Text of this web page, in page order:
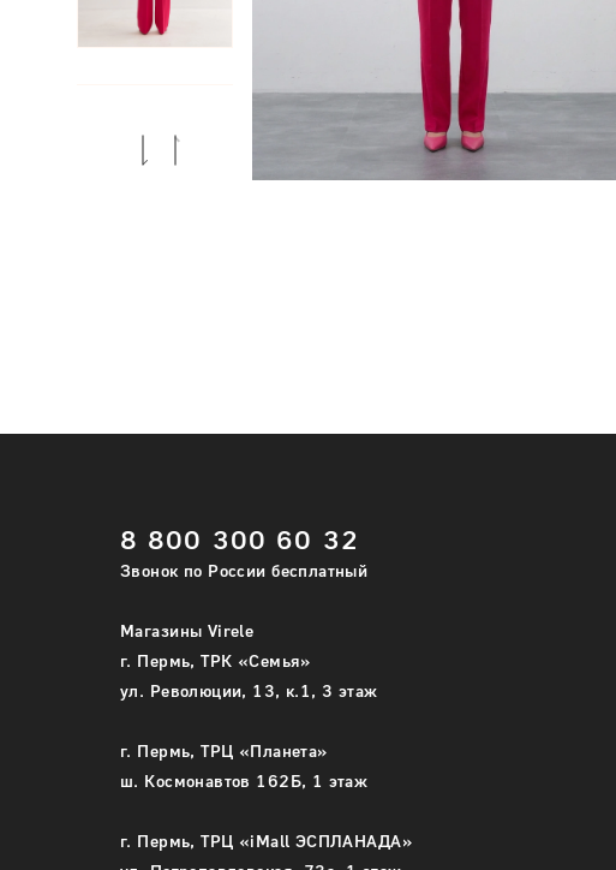
Previous
8 800 300 60 32
Звонок по России бесплатный
Магазины Virele
г. Пермь, ТРК «Семья»
ул. Революции, 13, к.1, 3 этаж
г. Пермь, ТРЦ «Планета»
ш. Космонавтов 162Б, 1 этаж
г. Пермь, ТРЦ «iMall ЭСПЛАНАДА»